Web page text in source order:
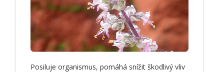
Posiluje organismus, pomáhá snížit škodlivý vliv